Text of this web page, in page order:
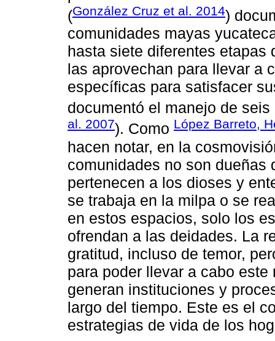
(González Cruz et al. 2014)
comunidades mayas
hasta siete diferentes
las aprovechan para llevar a
específicas para satisfacer
documentó el manejo de
al. 2007). Como López Barreto,
hacen notar, en la
comunidades no son dueñas
pertenecen a los dioses y
se trabaja en la milpa o se
en estos espacios, solo los
ofrendan a las deidades. La
gratitud, incluso de temor,
para poder llevar a cabo
generan instituciones y
largo del tiempo. Este es el
estrategias de vida de los